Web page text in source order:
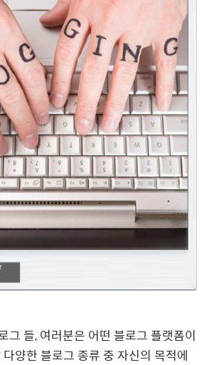
그 들, 여러분은 어떤 블로그 플랫폼이
양한 블로그 종류 중 자신의 목적에